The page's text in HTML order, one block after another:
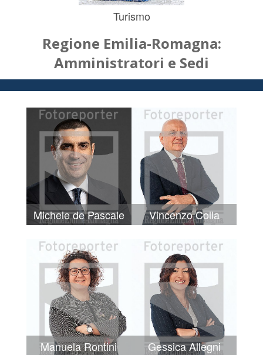
Turismo
Regione Emilia-Romagna:
Amministratori e Sedi
Michele de Pascale Vincenzo Colla
Manuela Rontini Gessica Allegni